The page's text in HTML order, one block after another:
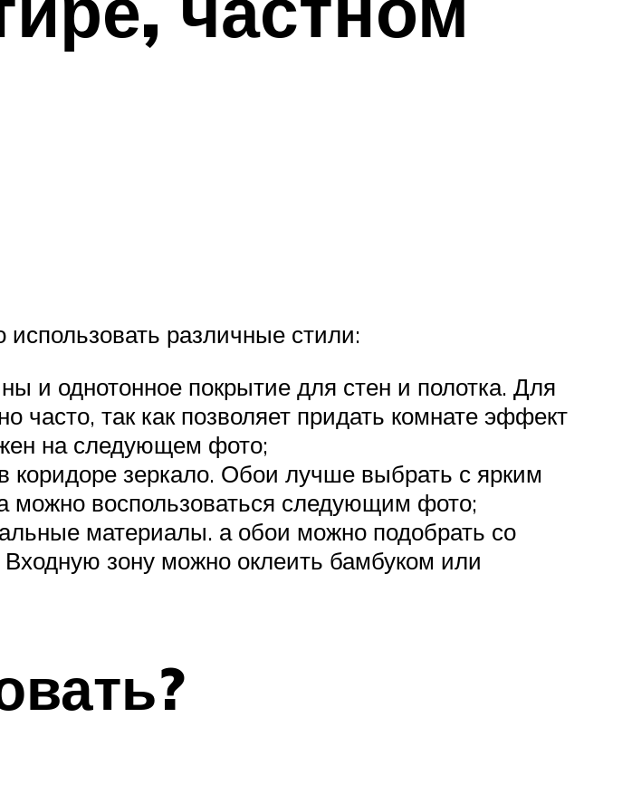
различные стили:
и однотонное покрытие для стен и полотка. Для
часто, так как позволяет придать комнате эффект
на следующем фото;
коридоре зеркало. Обои лучше выбрать с ярким
воспользоваться следующим фото;
материалы. а обои можно подобрать со
зону можно оклеить бамбуком или